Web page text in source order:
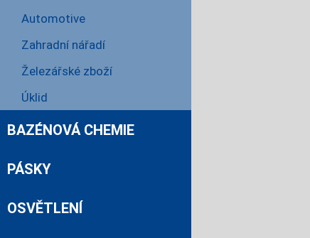
Automotive
Zahradní nářadí
Železářské zboží
Úklid
BAZÉNOVÁ CHEMIE
PÁSKY
OSVĚTLENÍ